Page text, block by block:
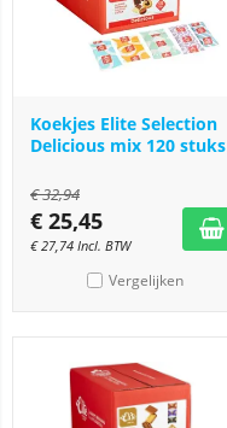
Koekjes Elite Selection
Delicious mix 120 stuks
€32,94
€ 25,45
€27,74 Incl. BTW
Vergelijken